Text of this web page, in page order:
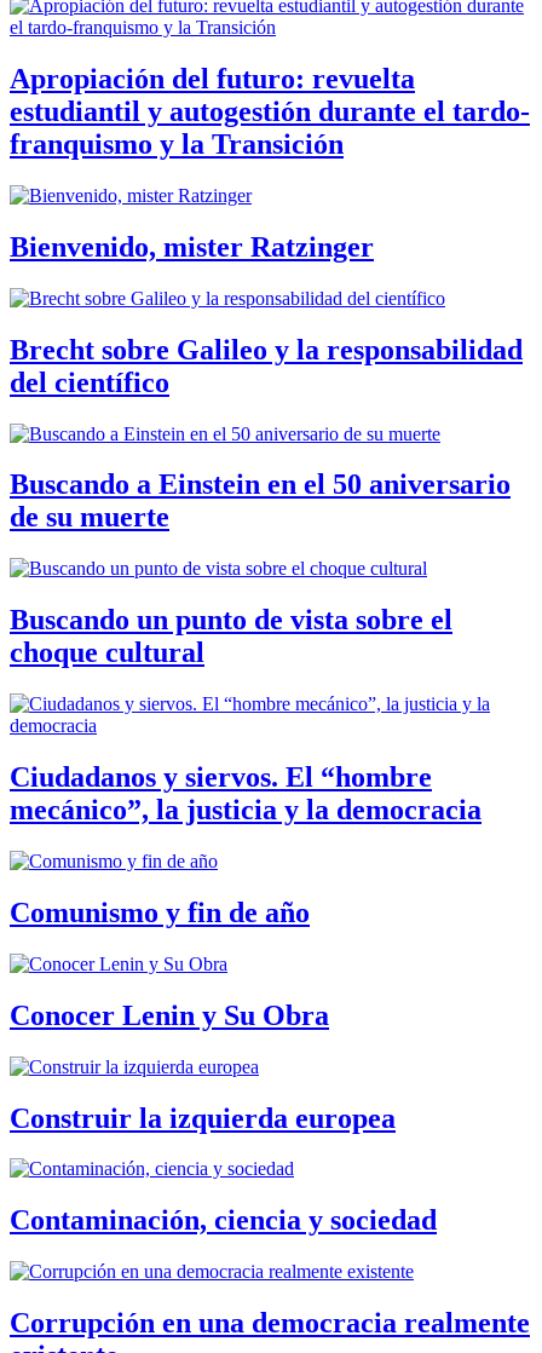
Apropiación del futuro: revuelta
estudiantil y autogestión durante el tardo-
franquismo y la Transición
Bienvenido, mister Ratzinger
Brecht sobre Galileo y la responsabilidad
del científico
Buscando a Einstein en el 50 aniversario
de su muerte
Buscando un punto de vista sobre el
choque cultural
Ciudadanos y siervos. El “hombre
mecánico”, la justicia y la democracia
Comunismo y fin de año
Conocer Lenin y Su Obra
Construir la izquierda europea
Contaminación, ciencia y sociedad
Corrupción en una democracia realmente